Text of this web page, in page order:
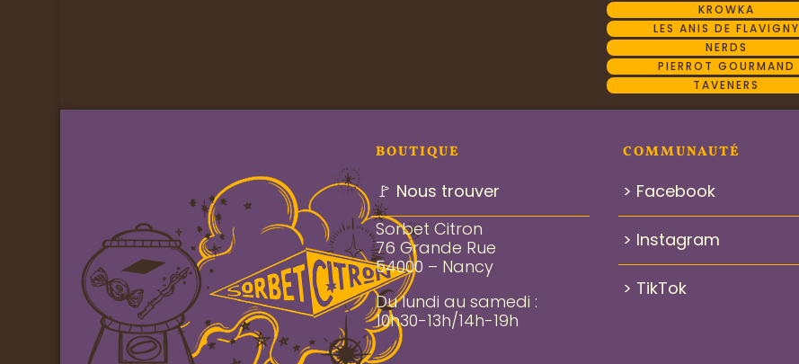
KROWKA
LES ANIS DE FLAVIGNY
NERDS
PIERROT GOURMAND
TAVENERS
BOUTIQUE
🚩 Nous trouver
Sorbet Citron
76 Grande Rue
54000 – Nancy
Du lundi au samedi :
10h30-13h/14h-19h
COMMUNAUTÉ
> Facebook
> Instagram
> TikTok